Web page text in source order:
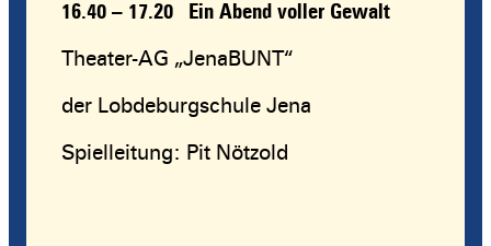
16.40 – 17.20 Ein Abend voller Gewalt
Theater-AG „JenaBUNT“
der Lobdeburgschule Jena
Spielleitung: Pit Nötzold